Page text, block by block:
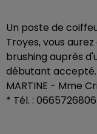
Un poste de
Troyes, vous
brushing auprès
débutant accepté.
MARTINE - Mme
* Tél. : 0665726806